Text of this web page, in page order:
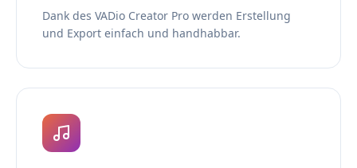
Dank des VADio Creator Pro werden Erstellung
und Export einfach und handhabbar.